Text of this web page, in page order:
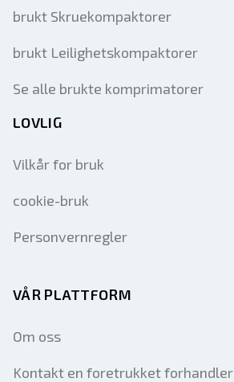
brukt Skruekompaktorer
brukt Leilighetskompaktorer
Se alle brukte komprimatorer
LOVLIG
Vilkår for bruk
cookie-bruk
Personvernregler
VÅR PLATTFORM
Om oss
Kontakt en foretrukket forhandler